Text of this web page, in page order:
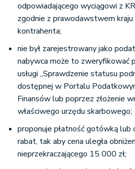
odpowiadającego wyciągowi z
zgodnie z prawodawstwem
kontrahenta;
nie był zarejestrowany jako
nabywca może to zweryfikować
usługi „Sprawdzenie statusu
dostępnej w Portalu
Finansów lub poprzez złożenie
właściwego urzędu skarbowego;
proponuje płatność gotówką lub
rabat, tak aby cena uległa
nieprzekraczającego 15 000 zł;